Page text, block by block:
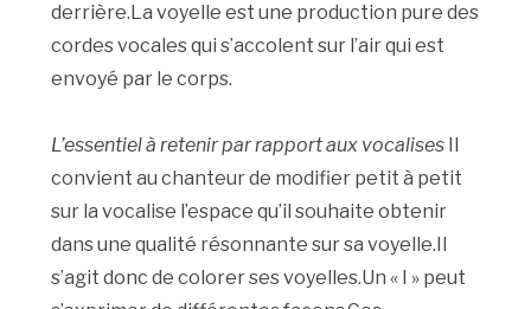
derrière.La voyelle est une production pure des
cordes vocales qui s’accolent sur l’air qui est
envoyé par le corps.
L’essentiel à retenir par rapport aux vocalises
convient au chanteur de modifier petit à petit
sur la vocalise l’espace qu’il souhaite obtenir
dans une qualité résonnante sur sa voyelle.Il
s’agit donc de colorer ses voyelles.Un « I » peut